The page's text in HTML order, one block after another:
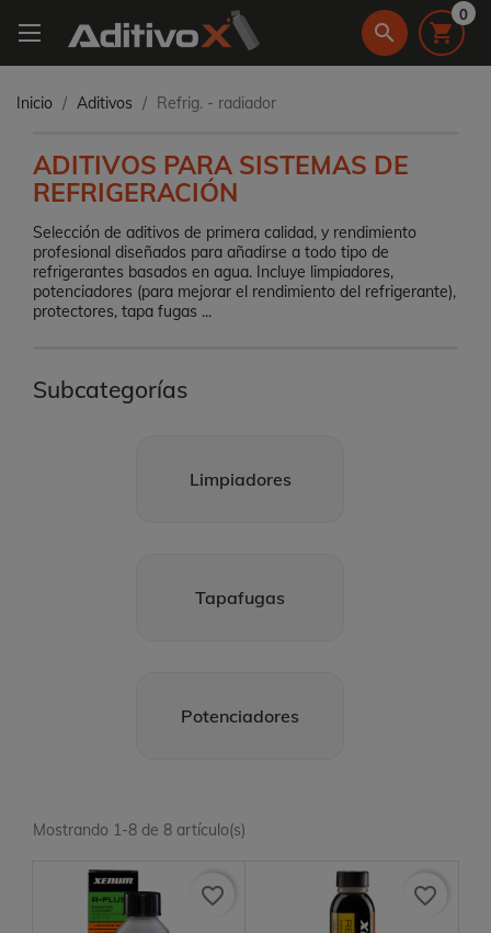
search 
0
Inicio Aditivos Refrig. - radiador
ADITIVOS PARA SISTEMAS DE
REFRIGERACIÓN
Selección de aditivos de primera calidad, y rendimiento
profesional diseñados para añadirse a todo tipo de
refrigerantes basados en agua. Incluye limpiadores,
potenciadores (para mejorar el rendimiento del refrigerante),
protectores, tapa fugas ...
Subcategorías
Limpiadores
Tapafugas
Potenciadores
Mostrando 1-8 de 8 artículo(s)
favorite_border favorite_border